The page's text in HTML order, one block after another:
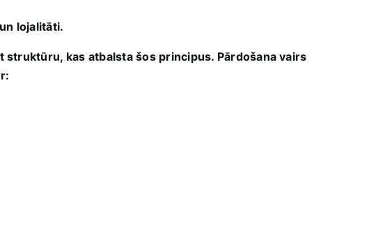
lojalitāti.
kas ⁤atbalsta⁢ šos principus. Pārdošana vairs